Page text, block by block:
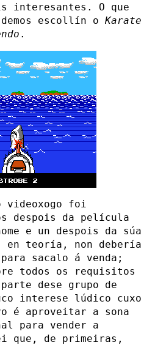
interesantes. O que
escollín o Karate
.
videoxogo foi
despois da película
e un despois da súa
en teoría, non debería
sacalo á venda;
todos os requisitos
dese grupo de
interese lúdico cuxo
é aproveitar a sona
para vender a
que, de primeiras,